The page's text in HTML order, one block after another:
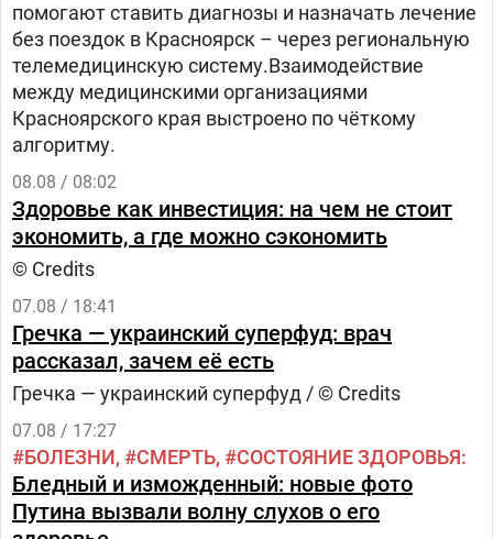
помогают ставить диагнозы и назначать лечение
без поездок в Красноярск – через региональную
телемедицинскую систему.Взаимодействие
между медицинскими организациями
Красноярского края выстроено по чёткому
алгоритму.
08.08 / 08:02
Здоровье как инвестиция: на чем не стоит
экономить, а где можно сэкономить
© Credits
07.08 / 18:41
Гречка — украинский суперфуд: врач
рассказал, зачем её есть
Гречка — украинский суперфуд / © Credits
07.08 / 17:27
БОЛЕЗНИ СМЕРТЬ СОСТОЯНИЕ ЗДОРОВЬЯ
Бледный и изможденный: новые фото
Путина вызвали волну слухов о его